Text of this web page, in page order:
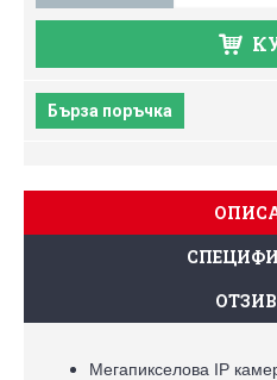
Бърза поръчка
Мегапикселова IP